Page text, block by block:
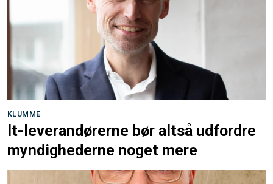
KLUMME
It-leverandørerne bør altså udfordre
myndighederne noget mere